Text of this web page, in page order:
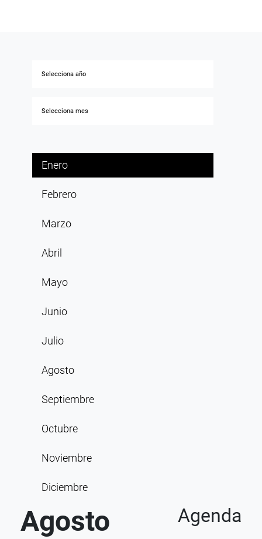
Enero
Febrero
Marzo
Abril
Mayo
Junio
Julio
Agosto
Septiembre
Octubre
Noviembre
Diciembre
Agosto Agenda